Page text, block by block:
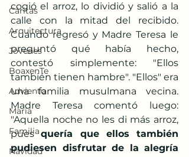
Cáritas
Arquitectura
Jóvenes
BoaxenTe
Adviento
María
Familia
Navidad
cogió el arroz, lo dividió y salió a la
calle con la mitad del recibido.
Cuando regresó y Madre Teresa le
preguntó qué había hecho,
contestó simplemente: "Ellos
también tienen hambre". "Ellos" era
una familia musulmana vecina.
Madre Teresa comentó luego:
"Aquella noche no les di más arroz,
pues quería que ellos también
pudiesen disfrutar de la alegría